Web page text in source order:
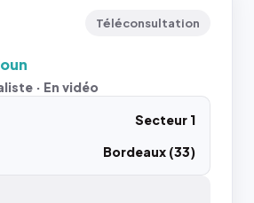
Téléconsultation
· En vidéo
Secteur 1
Bordeaux (33)